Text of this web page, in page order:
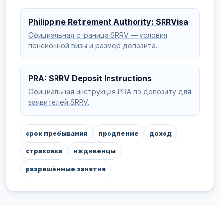
Philippine Retirement Authority: SRRVisa
Официальная страница SRRV — условия
пенсионной визы и размер депозита.
PRA: SRRV Deposit Instructions
Официальная инструкция PRA по депозиту для
заявителей SRRV.
срок пребывания продление доход
страховка иждивенцы
разрешённые занятия